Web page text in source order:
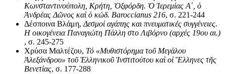
Κωνσταντινούπολη, Κρήτη, Ὀξφόρδη. Ὁ Ἱερεμίας Α´ ὁ
Ἀνδρέας Δῶνος καὶ ὁ κώδ. Baroccianus 216, σ. 221-244
Δέσποινα Βλάμη, Δεσμοί αγάπης και πνευματικές συγγένειες.
Η οικογένεια Παναγιώτη Πάλλη στο Λιβόρνο (αρχές 19ου αι.)
, σ. 245-275
Χρύσα Μαλτέζου, Τό «Μυθιστόρημα τοῦΜεγάλου
Ἀλεξάνδρου» τοῦ Ἑλληνικοῦ Ἰνστιτούτου καὶ οἱ Ἕλληνες τῆς
Βενετίας, σ. 177-288